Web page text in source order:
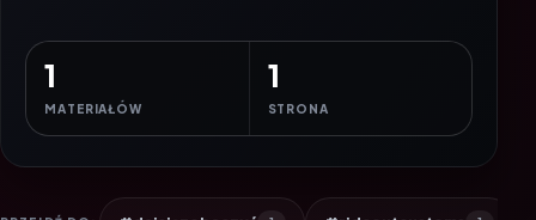
1
MATERIAŁÓW
1
STRONA